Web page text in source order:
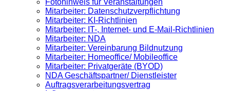
Fotohinweis für Veranstaltungen
Mitarbeiter: Datenschutzverpflichtung
Mitarbeiter: KI-Richtlinien
Mitarbeiter: IT-, Internet- und E-Mail-Richtlinien
Mitarbeiter: NDA
Mitarbeiter: Vereinbarung Bildnutzung
Mitarbeiter: Homeoffice/ Mobileoffice
Mitarbeiter: Privatgeräte (BYOD)
NDA Geschäftspartner/ Dienstleister
Auftragsverarbeitungsvertrag